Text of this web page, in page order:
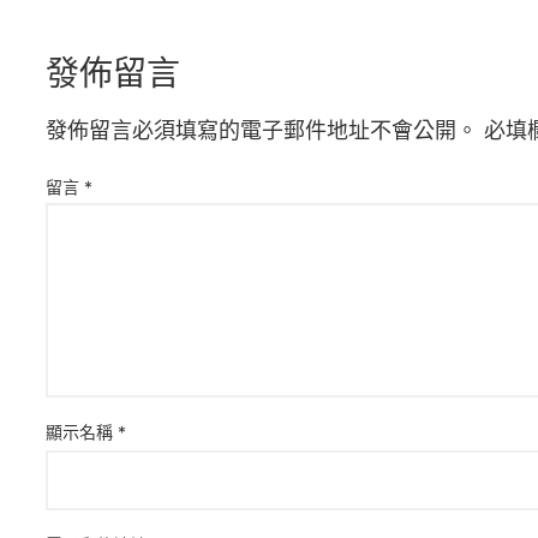
發佈留言
發佈留言必須填寫的電子郵件地址不會公開。 必填
留言 *
顯示名稱 *